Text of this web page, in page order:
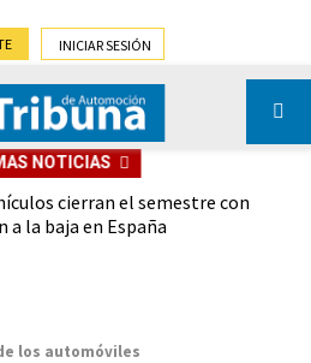
INICIAR SESIÓN
NOTICIAS
cierran el semestre con
a la baja en España
los automóviles